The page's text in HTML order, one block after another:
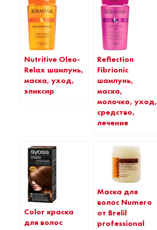
Nutritive Oleo-
Relax шампунь,
маска, уход,
эликсир
Reflection
Fibrionic
шампунь,
маска,
молочко, уход,
средство,
лечение
Color краска
для волос
Маска для
волос Numero
от Brelil
professional